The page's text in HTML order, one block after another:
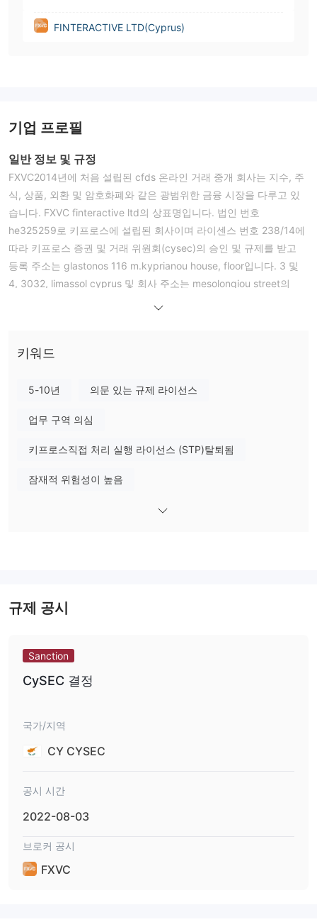
FINTERACTIVE LTD(Cyprus)
기업 프로필
일반 정보 및 규정
FXVC2014년에 처음 설립된 cfds 온라인 거래 중개 회사는 지수, 주
식, 상품, 외환 및 암호화폐와 같은 광범위한 금융 시장을 다루고 있
습니다. FXVC finteractive ltd의 상표명입니다. 법인 번호
he325259로 키프로스에 설립된 회사이며 라이센스 번호 238/14에
따라 키프로스 증권 및 거래 위원회(cysec)의 승인 및 규제를 받고
등록 주소는 glastonos 116 m.kyprianou house, floor입니다. 3 및
4, 3032, limassol cyprus 및 회사 주소는 mesolongiou street의
시장 상품
주식 및 지수를 포괄하는 250개 이상의 금융 CFD 상품을 거래할 수
최소 보증금
FXVC계층화된 계정 시스템을 제공합니다. 사용자가 입금하는 금액
입금액은 귀하의 계정 수준을 정의하며 최소 입금액은 2500유로이
거래 비용 FXVC 개설된 자산 클래스 및 계정 유형에 따라 다릅니다.
이 기본, 브론즈, 실버, 골드, 플래티넘 및 VIP 계정을 통해 거래할 수
있는 다양한 상품에 대한 스프레드 및 오버나이트 펀딩 비용에 대한
자세한 정보를 제공합니다.
스왑
거래 플랫폼
서 액세스할 수 있습니다. 그러나, 없다 FXVC 많은 거래자들에게 부
끄러운 것처럼 보일 수 있는 mt4 플랫폼.
FXVC비자, 마스터카드, 마에스트로, 페이팔, 스크릴, 페이세이프카
드, 아이디얼, 소프트, 전신환, 트러스티리, 넷틀러, 유텔러, 엡, 지로
키워드
5-10년 의문 있는 규제 라이선스
업무 구역 의심
키프로스직접 처리 실행 라이선스 (STP)탈퇴됨
잠재적 위험성이 높음
규제 공시
Sanction
CySEC 결정
국가/지역
CY CYSEC
공시 시간
2022-08-03
브로커 공시
FXVC